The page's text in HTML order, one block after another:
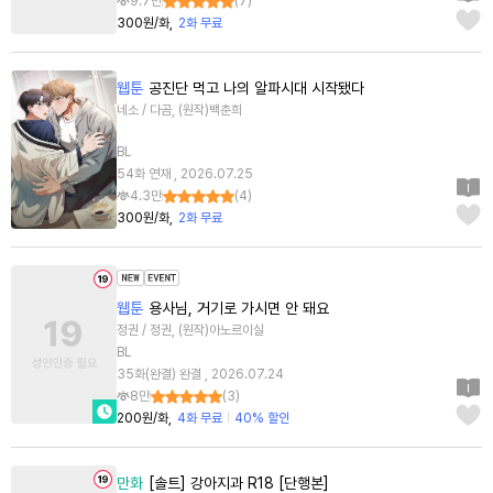
300원/화
2화 무료
웹툰 공진단 먹고 나의 알파시대 시작됐다
네소 / 다곰, (원작)백춘희
BL
54화 연재 , 2026.07.25
4.3만
(4)
300원/화
2화 무료
웹툰 용사님, 거기로 가시면 안 돼요
정권 / 정권, (원작)아노르이실
BL
35화(완결) 완결 , 2026.07.24
8만
(3)
200원/화
4화 무료 40% 할인
만화 [솔트] 강아지과 R18 [단행본]